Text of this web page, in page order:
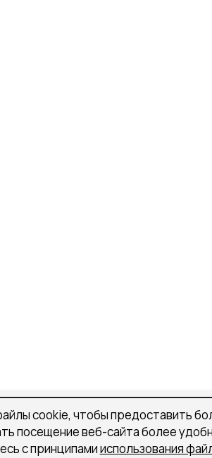
cookie, чтобы предоставить
посещение веб-сайта более
с принципамииспользования